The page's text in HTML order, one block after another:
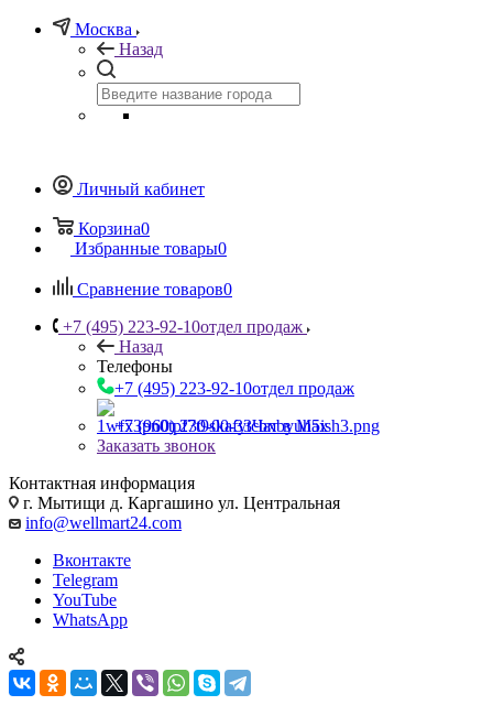
Москва
Назад
Личный кабинет
Корзина0
Избранные товары0
Сравнение товаров0
+7 (495) 223-92-10отдел продаж
Назад
Телефоны
+7 (495) 223-92-10отдел продаж
+7 (960) 230-00-33Чат в Max
Заказать звонок
Контактная информация
г. Мытищи д. Каргашино ул. Центральная
info@wellmart24.com
Вконтакте
Telegram
YouTube
WhatsApp